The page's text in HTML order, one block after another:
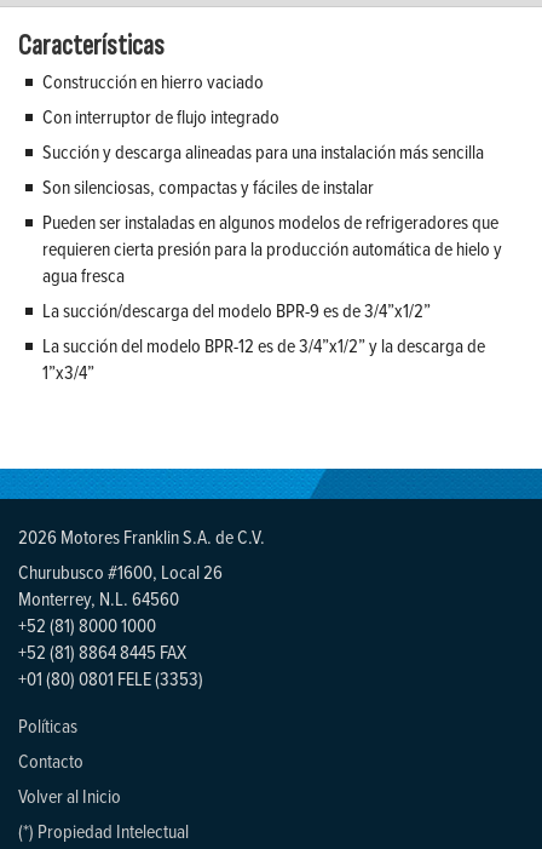
Características
Construcción en hierro vaciado
Con interruptor de flujo integrado
Succión y descarga alineadas para una instalación más sencilla
Son silenciosas, compactas y fáciles de instalar
Pueden ser instaladas en algunos modelos de refrigeradores que
requieren cierta presión para la producción automática de hielo y
agua fresca
La succión/descarga del modelo BPR-9 es de 3/4”x1/2”
La succión del modelo BPR-12 es de 3/4”x1/2” y la descarga de
1”x3/4”
2026 Motores Franklin S.A. de C.V.
Churubusco #1600, Local 26
Monterrey, N.L. 64560
+52 (81) 8000 1000
+52 (81) 8864 8445 FAX
+01 (80) 0801 FELE (3353)
Políticas
Contacto
Volver al Inicio
(*) Propiedad Intelectual